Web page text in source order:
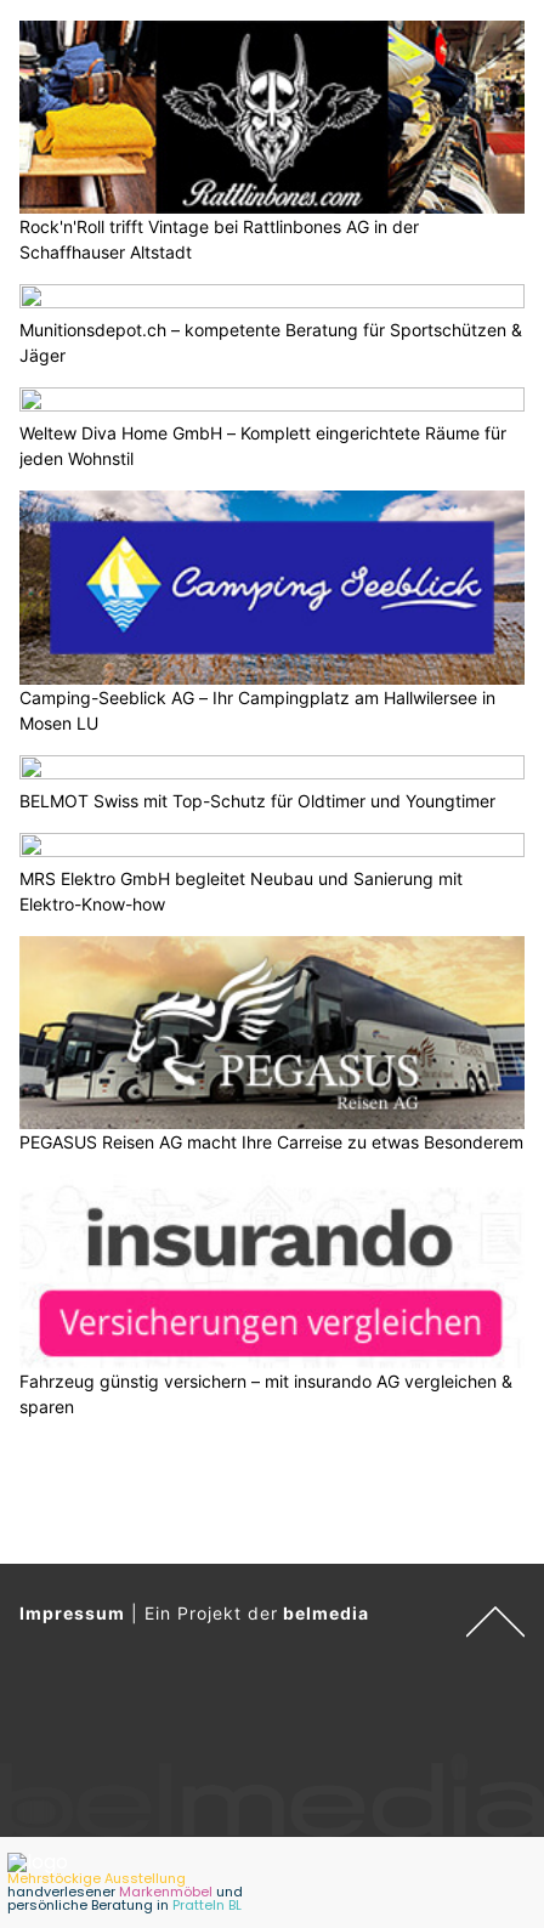
Rock'n'Roll trifft Vintage bei Rattlinbones AG in der
Schaffhauser Altstadt
Munitionsdepot.ch – kompetente Beratung für Sportschützen &
Jäger
Weltew Diva Home GmbH – Komplett eingerichtete Räume für
jeden Wohnstil
Camping-Seeblick AG – Ihr Campingplatz am Hallwilersee in
Mosen LU
BELMOT Swiss mit Top-Schutz für Oldtimer und Youngtimer
MRS Elektro GmbH begleitet Neubau und Sanierung mit
Elektro-Know-how
PEGASUS Reisen AG macht Ihre Carreise zu etwas Besonderem
Fahrzeug günstig versichern – mit insurando AG vergleichen &
sparen
Impressum Ein Projekt derbelmedia